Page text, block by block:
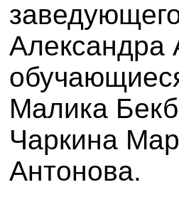
Александра
Малика
Чаркина
Антонова.